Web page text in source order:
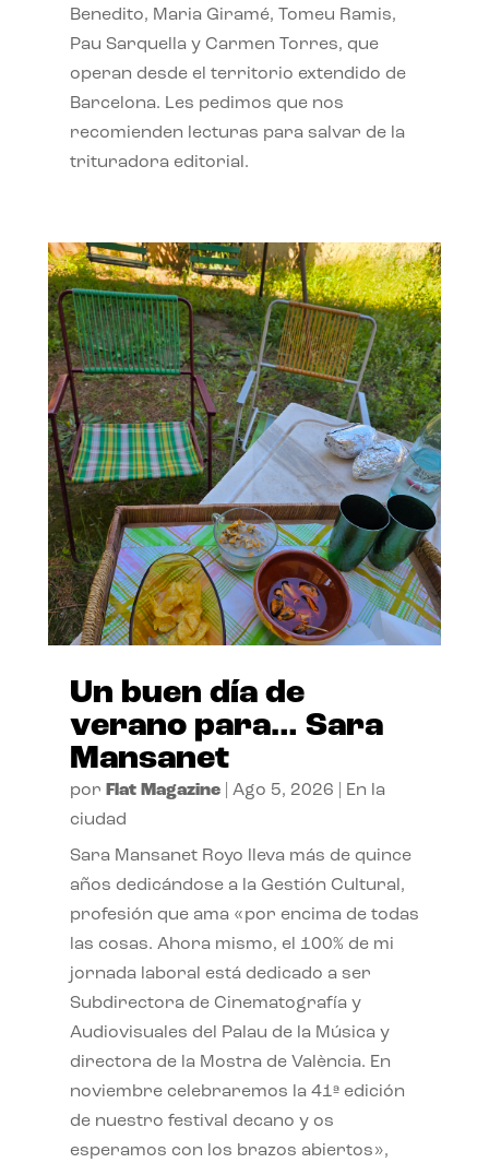
Benedito, Maria Giramé, Tomeu Ramis,
Pau Sarquella y Carmen Torres, que
operan desde el territorio extendido de
Barcelona. Les pedimos que nos
recomienden lecturas para salvar de la
trituradora editorial.
Un buen día de
verano para… Sara
Mansanet
por Flat Magazine| Ago 5, 2026
En la
ciudad
Sara Mansanet Royo lleva más de quince
años dedicándose a la Gestión Cultural,
profesión que ama «por encima de todas
las cosas. Ahora mismo, el 100% de mi
jornada laboral está dedicado a ser
Subdirectora de Cinematografía y
Audiovisuales del Palau de la Música y
directora de la Mostra de València. En
noviembre celebraremos la 41ª edición
de nuestro festival decano y os
esperamos con los brazos abiertos»,